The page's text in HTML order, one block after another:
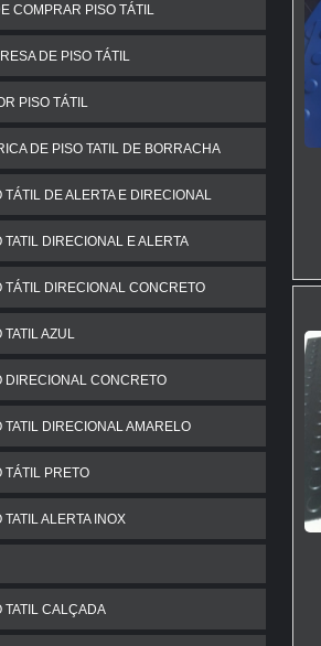
COMPRAR PISO TÁTIL
DE PISO TÁTIL
PISO TÁTIL
DE PISO TATIL DE BORRACHA
TÁTIL DE ALERTA E DIRECIONAL
TATIL DIRECIONAL E ALERTA
TÁTIL DIRECIONAL CONCRETO
TATIL AZUL
DIRECIONAL CONCRETO
TATIL DIRECIONAL AMARELO
TÁTIL PRETO
TATIL ALERTA INOX
TATIL CALÇADA